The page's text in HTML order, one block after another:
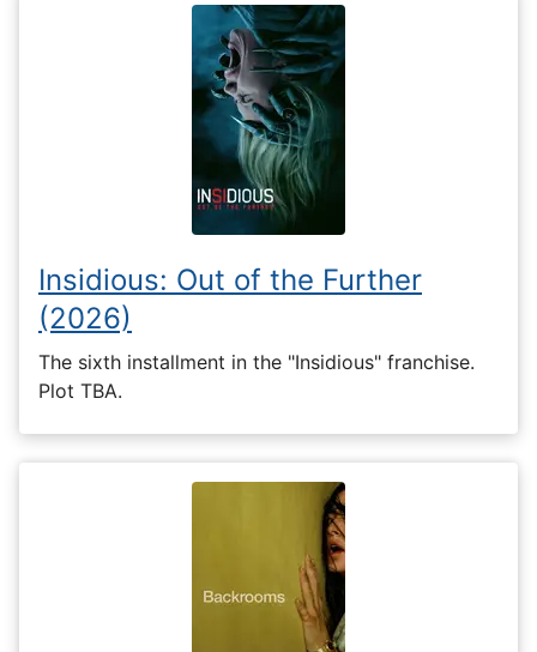
Insidious: Out of the Further
(2026)
The sixth installment in the "Insidious" franchise.
Plot TBA.